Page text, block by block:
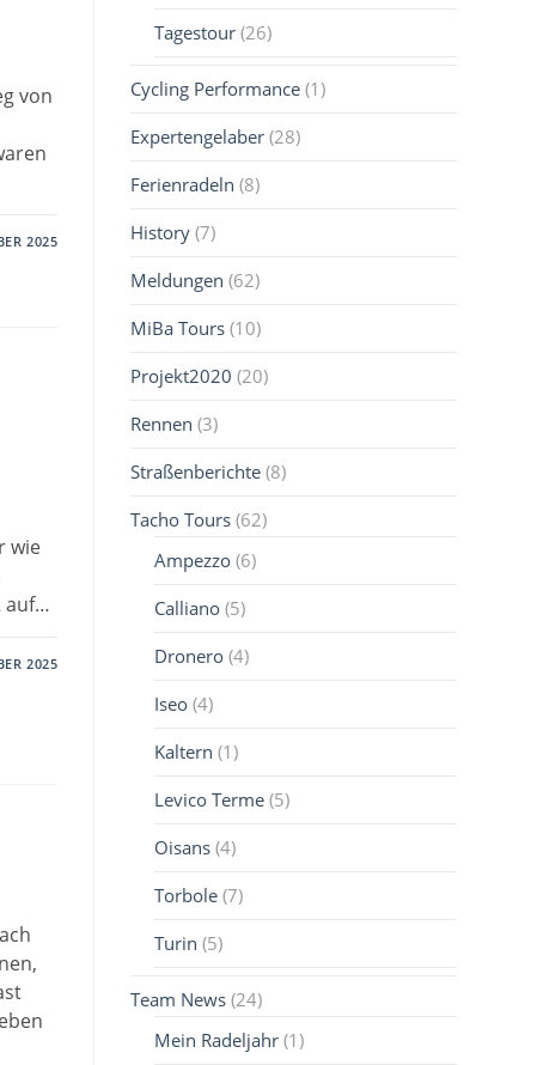
von
2025
wie
auf…
2025
Tagestour (26)
Cycling Performance (1)
Expertengelaber (28)
Ferienradeln (8)
History (7)
Meldungen (62)
MiBa Tours (10)
Projekt2020 (20)
Rennen (3)
Straßenberichte (8)
Tacho Tours (62)
Ampezzo (6)
Calliano (5)
Dronero (4)
Iseo (4)
Kaltern (1)
Levico Terme (5)
Oisans (4)
Torbole (7)
Turin (5)
Team News (24)
Mein Radeljahr (1)